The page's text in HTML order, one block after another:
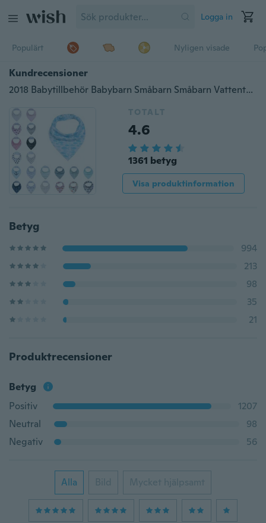
Logga in
Populärt Nyligen visade
Kundrecensioner
2018 Babytillbehör Babybarn Småbarn Småbarn Vattentät smörgås Babybarn Tecknad triangelhakla Spelhandduk
TOTALT
4.6
1361 betyg
Visa produktinformation
Betyg
994
213
98
35
21
Produktrecensioner
Betyg
Positiv
1207
Neutral
98
Negativ
56
Alla Bild Mycket hjälpsamt